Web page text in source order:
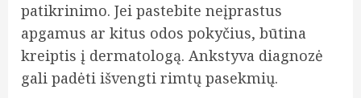
patikrinimo. Jei pastebite neįprastus
apgamus ar kitus odos pokyčius, būtina
kreiptis į dermatologą. Ankstyva diagnozė
gali padėti išvengti rimtų pasekmių.